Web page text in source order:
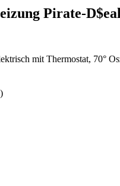
Pirate-
mit Thermostat,